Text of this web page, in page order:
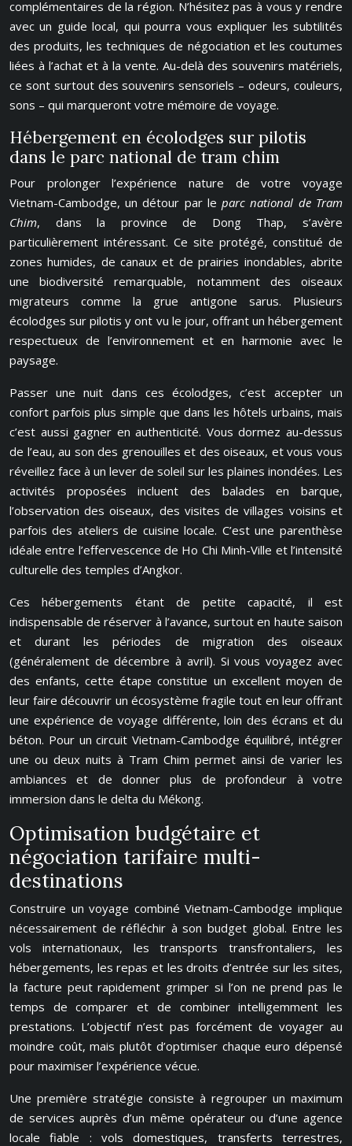
complémentaires de la région. N’hésitez pas à vous y rendre
avec un guide local, qui pourra vous expliquer les subtilités
des produits, les techniques de négociation et les coutumes
liées à l’achat et à la vente. Au-delà des souvenirs matériels,
ce sont surtout des souvenirs sensoriels – odeurs, couleurs,
sons – qui marqueront votre mémoire de voyage.
Hébergement en écolodges sur pilotis
dans le parc national de tram chim
Pour prolonger l’expérience nature de votre voyage
Vietnam-Cambodge, un détour par leparc national de Tram
Chim, dans la province de Dong Thap, s’avère
particulièrement intéressant. Ce site protégé, constitué de
zones humides, de canaux et de prairies inondables, abrite
une biodiversité remarquable, notamment des oiseaux
migrateurs comme la grue antigone sarus. Plusieurs
écolodges sur pilotis y ont vu le jour, offrant un hébergement
respectueux de l’environnement et en harmonie avec le
paysage.
Passer une nuit dans ces écolodges, c’est accepter un
confort parfois plus simple que dans les hôtels urbains, mais
c’est aussi gagner en authenticité. Vous dormez au-dessus
de l’eau, au son des grenouilles et des oiseaux, et vous vous
réveillez face à un lever de soleil sur les plaines inondées. Les
activités proposées incluent des balades en barque,
l’observation des oiseaux, des visites de villages voisins et
parfois des ateliers de cuisine locale. C’est une parenthèse
idéale entre l’effervescence de Ho Chi Minh-Ville et l’intensité
culturelle des temples d’Angkor.
Ces hébergements étant de petite capacité, il est
indispensable de réserver à l’avance, surtout en haute saison
et durant les périodes de migration des oiseaux
(généralement de décembre à avril). Si vous voyagez avec
des enfants, cette étape constitue un excellent moyen de
leur faire découvrir un écosystème fragile tout en leur offrant
une expérience de voyage différente, loin des écrans et du
béton. Pour un circuit Vietnam-Cambodge équilibré, intégrer
une ou deux nuits à Tram Chim permet ainsi de varier les
ambiances et de donner plus de profondeur à votre
immersion dans le delta du Mékong.
Optimisation budgétaire et
négociation tarifaire multi-
destinations
Construire un voyage combiné Vietnam-Cambodge implique
nécessairement de réfléchir à son budget global. Entre les
vols internationaux, les transports transfrontaliers, les
hébergements, les repas et les droits d’entrée sur les sites,
la facture peut rapidement grimper si l’on ne prend pas le
temps de comparer et de combiner intelligemment les
prestations. L’objectif n’est pas forcément de voyager au
moindre coût, mais plutôt d’optimiser chaque euro dépensé
pour maximiser l’expérience vécue.
Une première stratégie consiste à regrouper un maximum
de services auprès d’un même opérateur ou d’une agence
locale fiable : vols domestiques, transferts terrestres,